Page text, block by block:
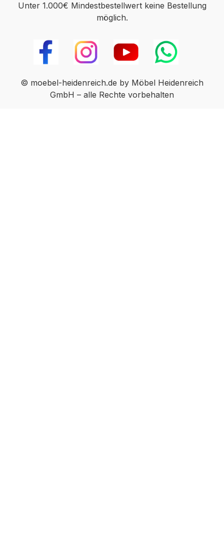
Unter 1.000€ Mindestbestellwert keine Bestellung
möglich.
© moebel-heidenreich.de by Möbel Heidenreich
GmbH – alle Rechte vorbehalten